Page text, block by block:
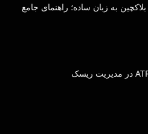
به زبان ساده؛ راهنمای جامع